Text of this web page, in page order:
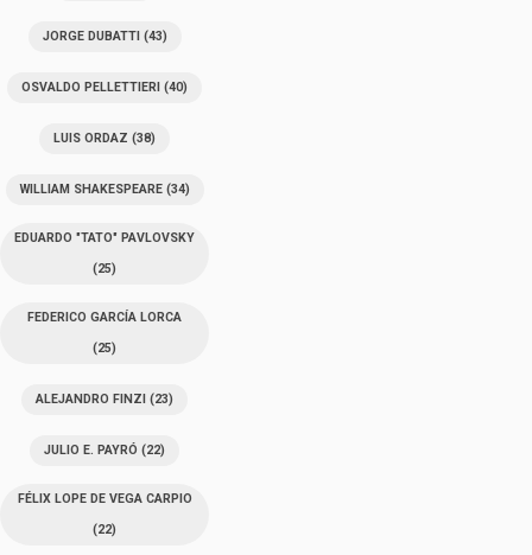
JORGE DUBATTI(43)
OSVALDO PELLETTIERI (40)
LUIS ORDAZ (38)
WILLIAM SHAKESPEARE(34)
EDUARDO "TATO" PAVLOVSKY
(25)
FEDERICO GARCÍA LORCA
(25)
ALEJANDRO FINZI (23)
JULIO E. PAYRÓ (22)
FÉLIX LOPE DE VEGA CARPIO
(22)